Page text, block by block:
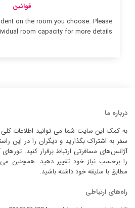
قوانین
on the room you choose. Please
room capacity for more details.
درباره ما
به کمک این سایت شما می توانید اطلاعات
سفر به اشتراک بگذارید و دیگران را در این
آژانس‌های مسافرتی ارتباط برقرار کنید.
را برحسب نیاز خود تغییر دهید. همچنین می
مطابق با سلیقه خود داشته باشید.
راه‌های ارتباطی